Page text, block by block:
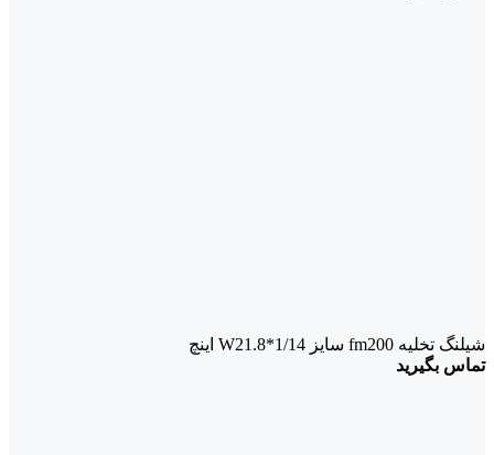
شیلنگ تخلیه fm200 سایز W21.8*1/14 اینچ
تماس بگیرید